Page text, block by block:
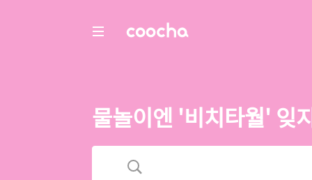
COOCHA
물놀이엔 '비치타월' 잊